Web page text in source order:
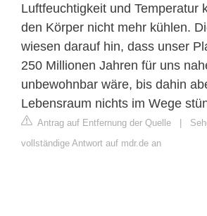
Luftfeuchtigkeit und Temperatur
den Körper nicht mehr kühlen.
wiesen darauf hin, dass unser
250 Millionen Jahren für uns
unbewohnbar wäre, bis dahin
Lebensraum nichts im Wege
Antrag auf Entfernung der Quelle |
vollständige Antwort auf mdr.de an